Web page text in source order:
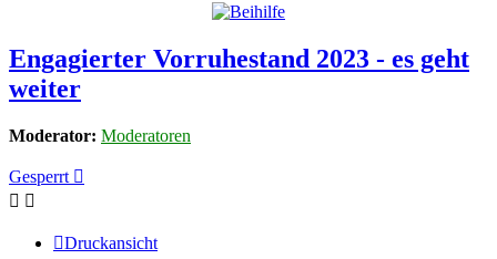
Engagierter Vorruhestand 2023 - es geht
weiter
Moderator: Moderatoren
Gesperrt
Druckansicht